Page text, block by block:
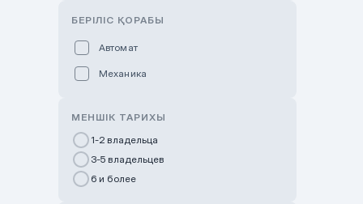
Haval & Tank Pavlodar
Bavaria Almaty
Mycar Shymkent
Changan Auto Nurly Zhol
БЕРІЛІС ҚОРАБЫ
Автомат
Механика
МЕНШІК ТАРИХЫ
1-2 владельца
3-5 владельцев
6 и более